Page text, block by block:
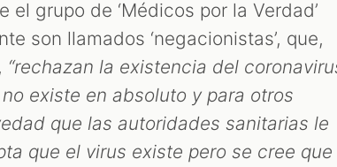
grupo de ‘Médicos por la Verdad’
son llamados ‘negacionistas’, que,
“rechazan la existencia del
existe en absoluto y para otros
que las autoridades sanitarias le
que el virus existe pero se cree que